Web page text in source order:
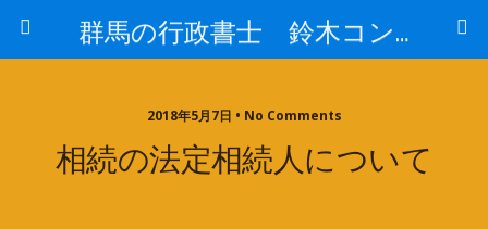
群馬の行政書士 鈴木コンサルもすなるブログ
2018年5月7日 • No Comments
相続の法定相続人について